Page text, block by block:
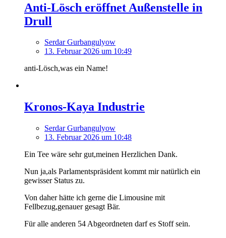
Anti-Lösch eröffnet Außenstelle in
Drull
Serdar Gurbangulyow
13. Februar 2026 um 10:49
anti-Lösch,was ein Name!
Kronos-Kaya Industrie
Serdar Gurbangulyow
13. Februar 2026 um 10:48
Ein Tee wäre sehr gut,meinen Herzlichen Dank.
Nun ja,als Parlamentspräsident kommt mir natürlich ein
gewisser Status zu.
Von daher hätte ich gerne die Limousine mit
Fellbezug,genauer gesagt Bär.
Für alle anderen 54 Abgeordneten darf es Stoff sein.